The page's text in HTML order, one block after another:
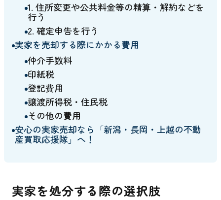
1. 住所変更や公共料金等の精算・解約などを
行う
2. 確定申告を行う
実家を売却する際にかかる費用
仲介手数料
印紙税
登記費用
譲渡所得税・住民税
その他の費用
安心の実家売却なら「新潟・長岡・上越の不動
産買取応援隊」へ！
実家を処分する際の選択肢